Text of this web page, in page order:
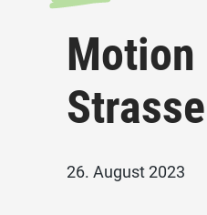
Motion
26. August 2023